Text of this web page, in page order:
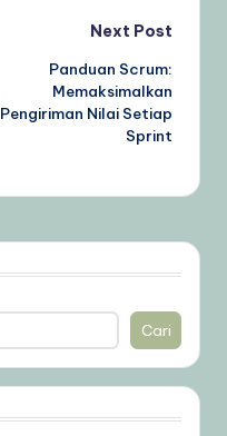
Next Post
Panduan Scrum:
Memaksimalkan
Pengiriman Nilai Setiap
Sprint
Cari